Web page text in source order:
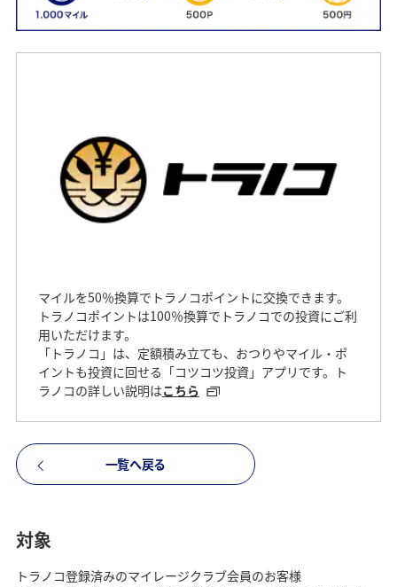
マイルを50％換算でトラノコポイントに交換できます。
トラノコポイントは100％換算でトラノコでの投資にご利
用いただけます。
「トラノコ」は、定額積み立ても、おつりやマイル・ポ
イントも投資に回せる「コツコツ投資」アプリです。ト
ラノコの詳しい説明はこちら
一覧へ戻る
対象
トラノコ登録済みのマイレージクラブ会員のお客様